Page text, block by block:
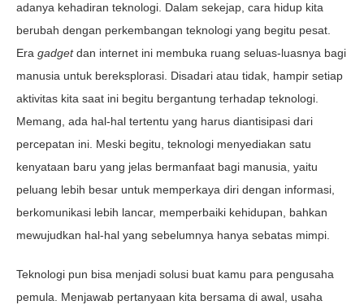
adanya kehadiran teknologi. Dalam sekejap, cara hidup kita
berubah dengan perkembangan teknologi yang begitu pesat.
Era gadgetdan internet ini membuka ruang seluas-luasnya bagi
manusia untuk bereksplorasi. Disadari atau tidak, hampir setiap
aktivitas kita saat ini begitu bergantung terhadap teknologi.
Memang, ada hal-hal tertentu yang harus diantisipasi dari
percepatan ini. Meski begitu, teknologi menyediakan satu
kenyataan baru yang jelas bermanfaat bagi manusia, yaitu
peluang lebih besar untuk memperkaya diri dengan informasi,
berkomunikasi lebih lancar, memperbaiki kehidupan, bahkan
mewujudkan hal-hal yang sebelumnya hanya sebatas mimpi.
Teknologi pun bisa menjadi solusi buat kamu para pengusaha
pemula. Menjawab pertanyaan kita bersama di awal, usaha